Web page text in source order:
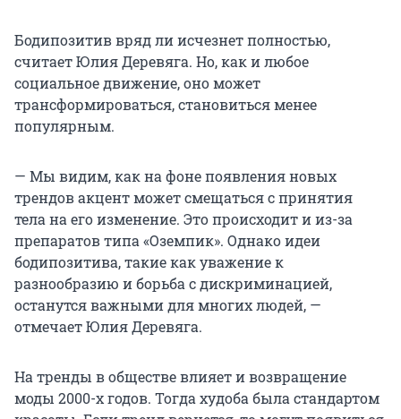
Бодипозитив вряд ли исчезнет полностью,
считает Юлия Деревяга. Но, как и любое
социальное движение, оно может
трансформироваться, становиться менее
популярным.
— Мы видим, как на фоне появления новых
трендов акцент может смещаться с принятия
тела на его изменение. Это происходит и из-за
препаратов типа «Оземпик». Однако идеи
бодипозитива, такие как уважение к
разнообразию и борьба с дискриминацией,
останутся важными для многих людей, —
отмечает Юлия Деревяга.
На тренды в обществе влияет и возвращение
моды 2000-х годов. Тогда худоба была стандартом